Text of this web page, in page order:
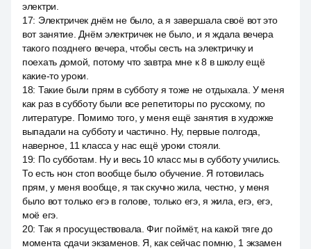
электри.
17: Электричек днём не было, а я завершала своё вот это
вот занятие. Днём электричек не было, и я ждала вечера
такого позднего вечера, чтобы сесть на электричку и
поехать домой, потому что завтра мне к 8 в школу ещё
какие-то уроки.
18: Такие были прям в субботу я тоже не отдыхала. У меня
как раз в субботу были все репетиторы по русскому, по
литературе. Помимо того, у меня ещё занятия в художке
выпадали на субботу и частично. Ну, первые полгода,
наверное, 11 класса у нас ещё уроки стояли.
19: По субботам. Ну и весь 10 класс мы в субботу учились.
То есть нон стоп вообще было обучение. Я готовилась
прям, у меня вообще, я так скучно жила, честно, у меня
было вот только егэ в голове, только егэ, я жила, егэ, егэ,
моё егэ.
20: Так я просуществовала. Фиг поймёт, на какой тяге до
момента сдачи экзаменов. Я, как сейчас помню, 1 экзамен